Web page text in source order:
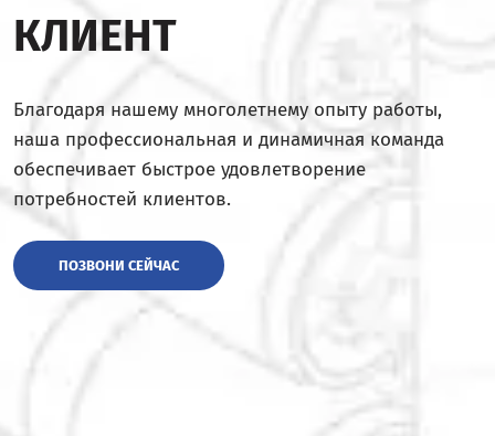
КЛИЕНТ
Благодаря нашему многолетнему опыту работы,
наша профессиональная и динамичная команда
обеспечивает быстрое удовлетворение
потребностей клиентов.
ПОЗВОНИ СЕЙЧАС